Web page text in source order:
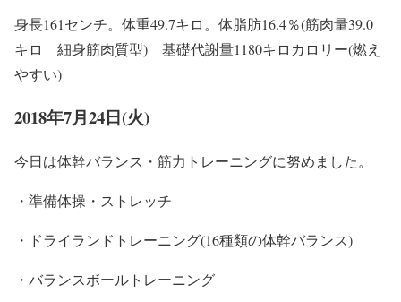
身長161センチ。体重49.7キロ。体脂肪16.4％(筋肉量39.0
キロ 細身筋肉質型) 基礎代謝量1180キロカロリー(燃え
やすい)
2018年7月24日(火)
今日は体幹バランス・筋力トレーニングに努めました。
・準備体操・ストレッチ
・ドライランドトレーニング(16種類の体幹バランス)
・バランスボールトレーニング